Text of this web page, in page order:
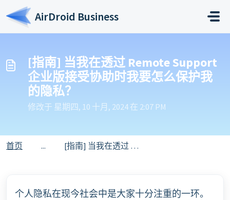
跳过至主要内容
AirDroid Business
[指南] 当我在透过 Remote Support
企业版接受协助时我要怎么保护我
的隐私？
修改于 星期四, 10 十月, 2024 在 2:07 PM
首页 ... [指南] 当我在透过 Remote Support 企业版接受协助时我要怎么保护我的隐私？
个人隐私在现今社会中是大家十分注重的一环。